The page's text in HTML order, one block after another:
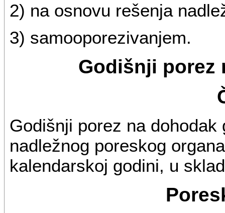
2) na osnovu rešenja
3) samooporezivanjem.
Godišnji porez
Godišnji porez na
nadležnog poreskog
kalendarskoj godini, u